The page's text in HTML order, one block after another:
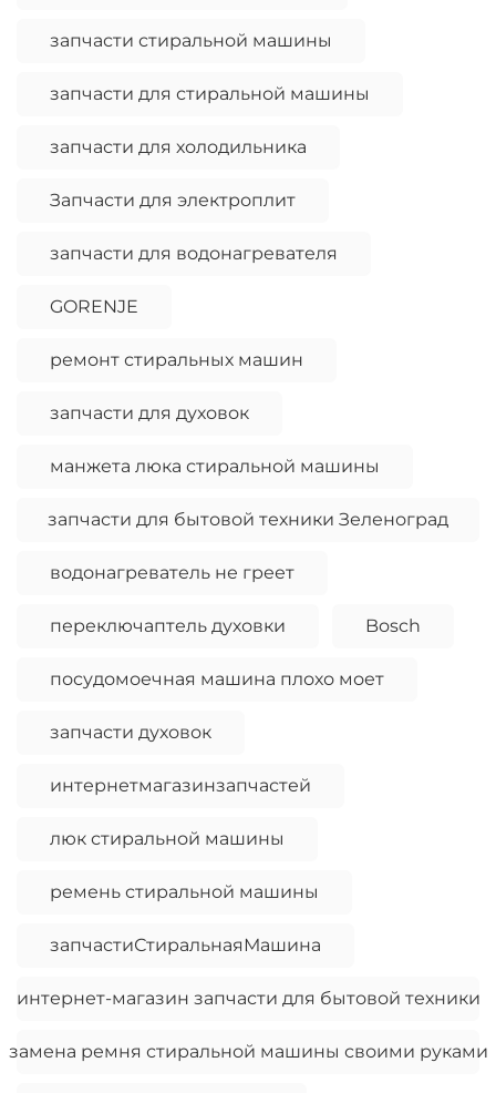
запчасти стиральной машины
запчасти для стиральной машины
запчасти для холодильника
Запчасти для электроплит
запчасти для водонагревателя
GORENJE
ремонт стиральных машин
запчасти для духовок
манжета люка стиральной машины
запчасти для бытовой техники Зеленоград
водонагреватель не греет
переключаптель духовки Bosch
посудомоечная машина плохо моет
запчасти духовок
интернетмагазинзапчастей
люк стиральной машины
ремень стиральной машины
запчастиСтиральнаяМашина
интернет-магазин запчасти для бытовой техники
замена ремня стиральной машины своими руками